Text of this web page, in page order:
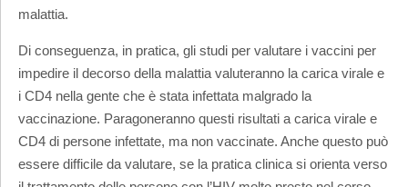
malattia.
Di conseguenza, in pratica, gli studi per valutare i vaccini per
impedire il decorso della malattia valuteranno la carica virale e
i CD4 nella gente che è stata infettata malgrado la
vaccinazione. Paragoneranno questi risultati a carica virale e
CD4 di persone infettate, ma non vaccinate. Anche questo può
essere difficile da valutare, se la pratica clinica si orienta verso